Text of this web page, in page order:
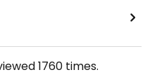
1760 times.